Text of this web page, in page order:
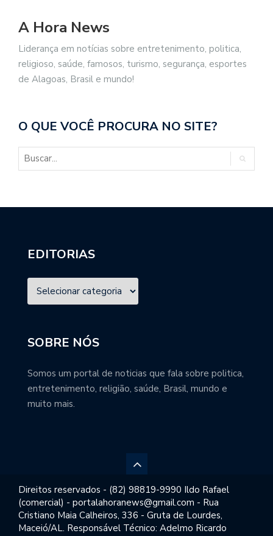
A Hora News
Liderança em notícias sobre entretenimento, politica,
religioso, saúde, famosos, turismo, segurança, esportes
de Alagoas, Brasil e mundo!
O QUE VOCÊ PROCURA NO SITE?
EDITORIAS
SOBRE NÓS
Somos um portal de noticias que fala sobre politica,
entretenimento, religião, saúde, Brasil, mundo e
muito mais.
Direitos reservados - (82) 98819-9990 Ildo Rafael
(comercial) - portalahoranews@gmail.com - Rua
Cristiano Maia Calheiros, 336 - Gruta de Lourdes,
Maceió/AL. Responsável Técnico: Adelmo Ricardo